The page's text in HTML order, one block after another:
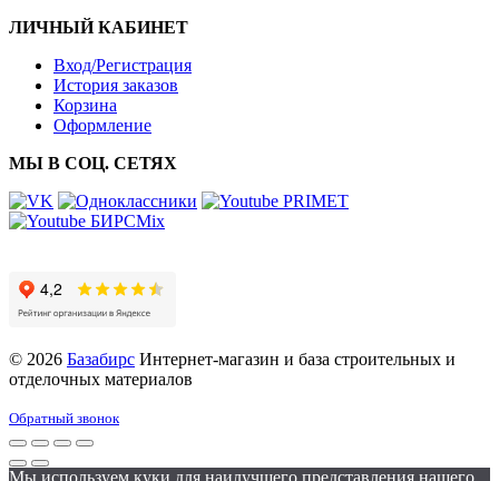
ЛИЧНЫЙ КАБИНЕТ
Вход/Регистрация
История заказов
Корзина
Оформление
МЫ В СОЦ. СЕТЯХ
© 2026 Базабирс Интернет-магазин и база строительных и
отделочных материалов
Обратный звонок
Мы используем куки для наилучшего представления нашего